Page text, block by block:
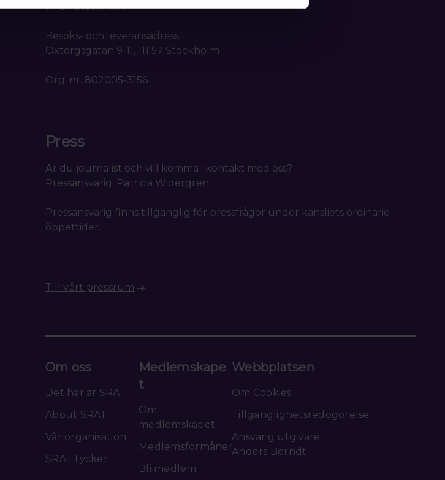
111 84 Stockholm
Besöks- och leveransadress:
Oxtorgsgatan 9-11, 111 57 Stockholm
Org. nr. 802005-3156
Press
Är du journalist och vill komma i kontakt med oss?
Pressansvarig: Patricia Widergren
Pressansvarig finns tillgänglig för pressfrågor under kansliets ordinarie
öppettider.
Till vårt pressrum
Om oss
Det här är SRAT
About SRAT
Vår organisation
SRAT tycker
Medlemskape
t
Om
medlemskapet
Medlemsförmåner
Bli medlem
Webbplatsen
Om Cookies
Tillgänglighetsredogörelse
Ansvarig utgivare
Anders Berndt